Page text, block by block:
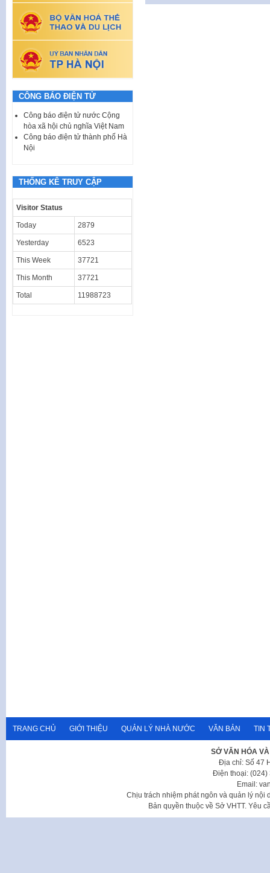
CÔNG BÁO ĐIỆN TỬ
Công báo điện tử nước Cộng
hòa xã hội chủ nghĩa Việt Nam
Công báo điện tử thành phố Hà
Nội
THỐNG KÊ TRUY CẬP
Visitor Status
Today 2879
Yesterday 6523
This Week 37721
This Month 37721
Total 11988723
TRANG CHỦ GIỚI THIỆU QUẢN LÝ NHÀ NƯỚC VĂN BẢN TIN
SỞ VĂN HÓA
Địa chỉ: Số 47
Điện thoại: (024)
Email:
Chịu trách nhiệm phát ngôn và quản lý nội
Bản quyền thuộc về Sở VHTT. Yêu